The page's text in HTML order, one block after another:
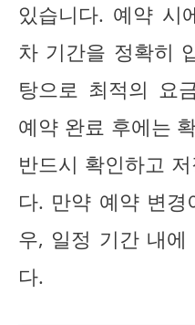
있습니다. 예약 시
차 기간을 정확히
탕으로 최적의 요
예약 완료 후에는
반드시 확인하고
다. 만약 예약 변경
우, 일정 기간 내에
다.